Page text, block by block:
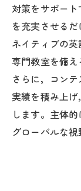
対策をサポー
を充実させる
ネイティブの
専門教室を備え
さらに，コン
実績を積み上
します。主体
グローバルな